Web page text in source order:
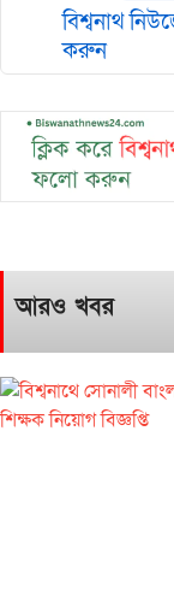
বিশ্বনাথ
করুন
আরও খবর